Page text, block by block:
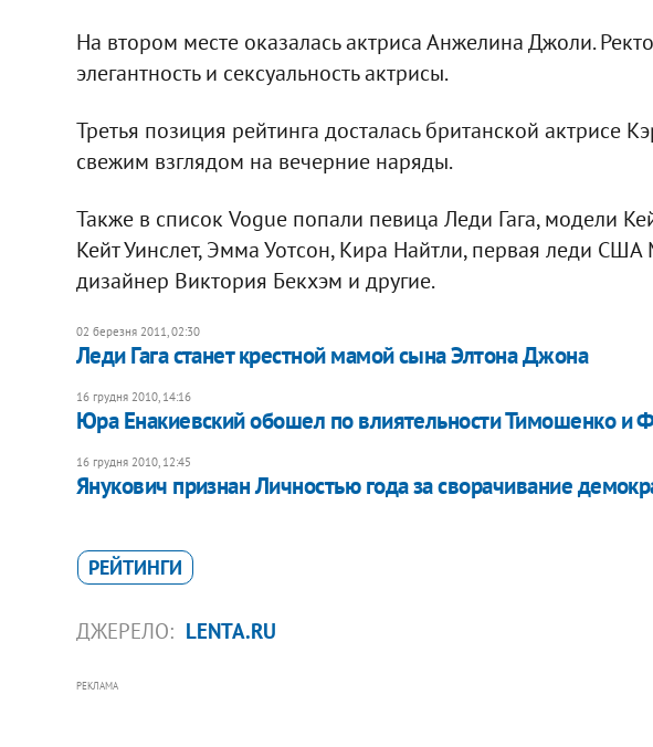
На втором месте оказалась актриса Анжелина Джоли.
элегантность и сексуальность актрисы.
Третья позиция рейтинга досталась британской актрисе
свежим взглядом на вечерние наряды.
Также в список Vogue попали певица Леди Гага, модели
Кейт Уинслет, Эмма Уотсон, Кира Найтли, первая леди
дизайнер Виктория Бекхэм и другие.
02 березня 2011, 02:30
Леди Гага станет крестной мамой сына Элтона Джона
16 грудня 2010, 14:16
​Юра Енакиевский обошел по влиятельности Тимошенко и
16 грудня 2010, 12:45
Янукович признан Личностью года за сворачивание
РЕЙТИНГИ
ДЖЕРЕЛО: LENTA.RU
РЕКЛАМА